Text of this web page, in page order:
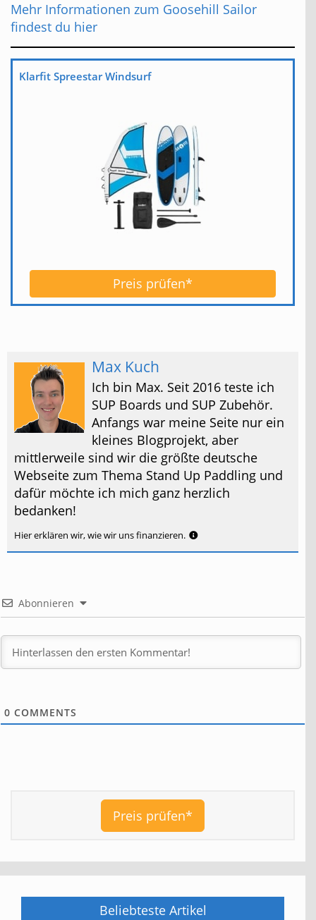
Mehr Informationen zum Goosehill Sailor
findest du hier
Klarfit Spreestar Windsurf
Preis prüfen*
Max Kuch
Ich bin Max. Seit 2016 teste ich
SUP Boards und SUP Zubehör.
Anfangs war meine Seite nur ein
kleines Blogprojekt, aber
mittlerweile sind wir die größte deutsche
Webseite zum Thema Stand Up Paddling und
dafür möchte ich mich ganz herzlich
bedanken!
Hier erklären wir, wie wir uns finanzieren.
Abonnieren
0 COMMENTS
Preis prüfen*
Beliebteste Artikel